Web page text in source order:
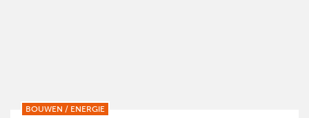
BOUWEN / ENERGIE